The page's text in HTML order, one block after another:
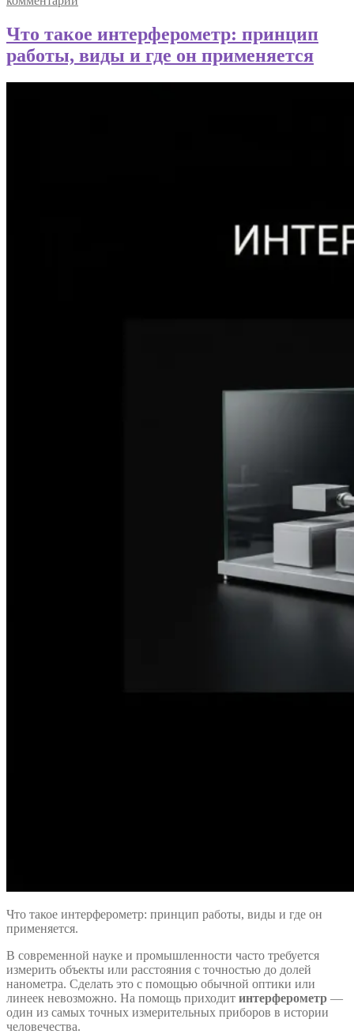
Что такое интерферометр: принцип
работы, виды и где он применяется
Что такое интерферометр: принцип работы, виды и где он
применяется.
В современной науке и промышленности часто требуется
измерить объекты или расстояния с точностью до долей
нанометра. Сделать это с помощью обычной оптики или
линеек невозможно. На помощь приходит интерферометр —
один из самых точных измерительных приборов в истории
человечества.